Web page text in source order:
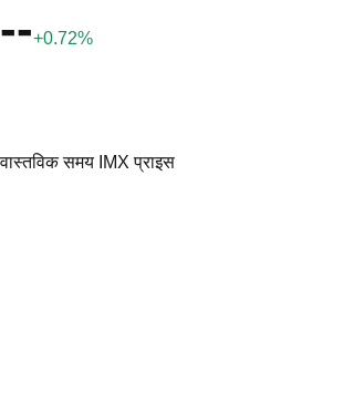
--+0.72%
वास्तविक समय IMX प्राइस